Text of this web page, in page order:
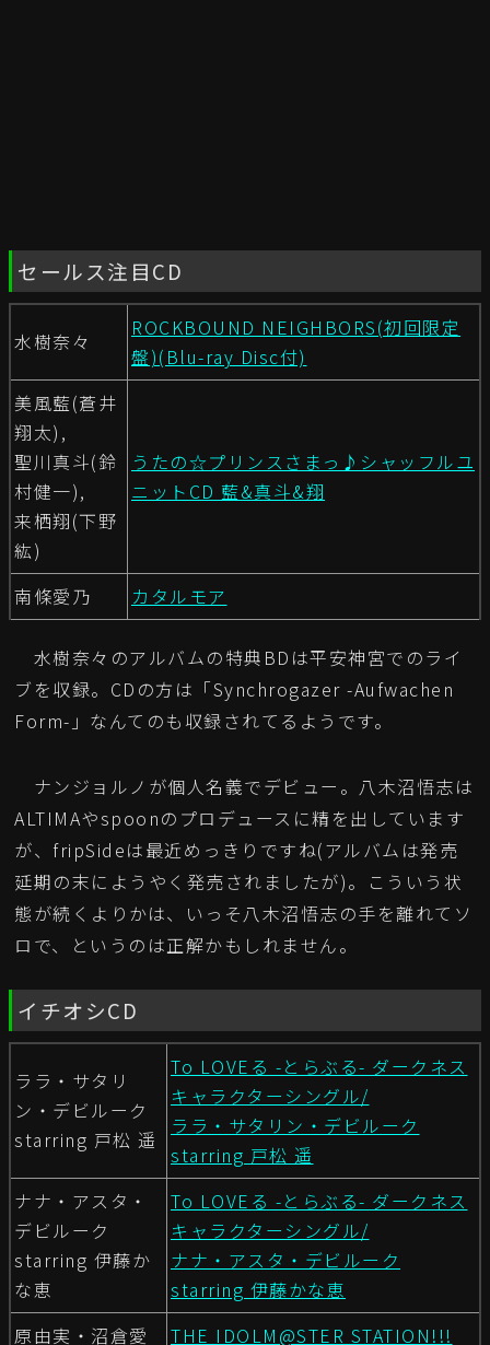
セールス注目CD
水樹奈々
ROCKBOUND NEIGHBORS(初回限定
盤)(Blu-ray Disc付)
美風藍(蒼井
翔太),
聖川真斗(鈴
村健一),
来栖翔(下野
紘)
うたの☆プリンスさまっ♪シャッフルユ
ニットCD 藍&真斗&翔
南條愛乃 カタルモア
水樹奈々のアルバムの特典BDは平安神宮でのライ
ブを収録。CDの方は「Synchrogazer -Aufwachen
Form-」なんてのも収録されてるようです。
ナンジョルノが個人名義でデビュー。八木沼悟志は
ALTIMAやspoonのプロデュースに精を出しています
が、fripSideは最近めっきりですね(アルバムは発売
延期の末にようやく発売されましたが)。こういう状
態が続くよりかは、いっそ八木沼悟志の手を離れてソ
ロで、というのは正解かもしれません。
イチオシCD
ララ・サタリ
ン・デビルーク
starring 戸松 遥
To LOVEる -とらぶる- ダークネス
キャラクターシングル/
ララ・サタリン・デビルーク
starring 戸松 遥
ナナ・アスタ・
デビルーク
starring 伊藤か
な恵
To LOVEる -とらぶる- ダークネス
キャラクターシングル/
ナナ・アスタ・デビルーク
starring 伊藤かな恵
原由実・沼倉愛
THE IDOLM@STER STATION!!!